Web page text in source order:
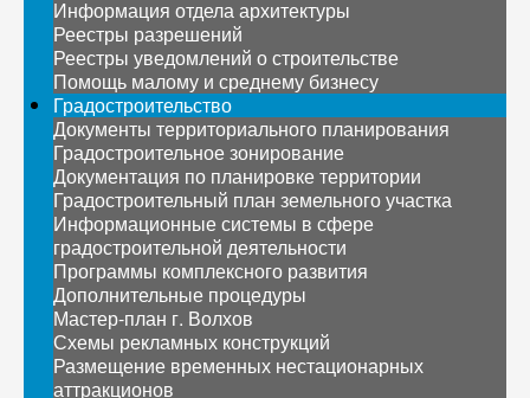
Информация отдела архитектуры
Реестры разрешений
Реестры уведомлений о строительстве
Помощь малому и среднему бизнесу
Градостроительство
Документы территориального планирования
Градостроительное зонирование
Документация по планировке территории
Градостроительный план земельного участка
Информационные системы в сфере
градостроительной деятельности
Программы комплексного развития
Дополнительные процедуры
Мастер-план г. Волхов
Схемы рекламных конструкций
Размещение временных нестационарных
аттракционов